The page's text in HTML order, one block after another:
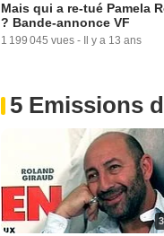
Mais qui a re-tué Pamela
? Bande-annonce VF
1 199 045 vues - Il y a 13 ans
5 Emissions